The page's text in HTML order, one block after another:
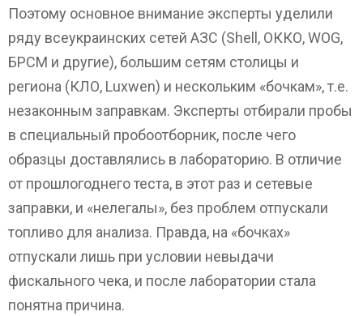
Поэтому основное внимание эксперты уделили
ряду всеукраинских сетей АЗС (Shell, ОККО, WOG,
БРСМ и другие), большим сетям столицы и
региона (КЛО, Luxwen) и нескольким «бочкам», т.е.
незаконным заправкам. Эксперты отбирали пробы
в специальный пробоотборник, после чего
образцы доставлялись в лабораторию. В отличие
от прошлогоднего теста, в этот раз и сетевые
заправки, и «нелегалы», без проблем отпускали
топливо для анализа. Правда, на «бочках»
отпускали лишь при условии невыдачи
фискального чека, и после лаборатории стала
понятна причина.